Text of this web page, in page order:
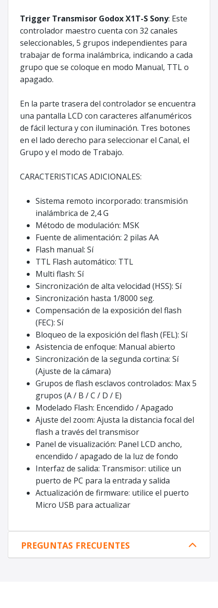
Trigger Transmisor Godox X1T-S Sony: Este
controlador maestro cuenta con 32 canales
seleccionables, 5 grupos independientes para
trabajar de forma inalámbrica, indicando a cada
grupo que se coloque en modo Manual, TTL o
apagado.
En la parte trasera del controlador se encuentra
una pantalla LCD con caracteres alfanuméricos
de fácil lectura y con iluminación. Tres botones
en el lado derecho para seleccionar el Canal, el
Grupo y el modo de Trabajo.
CARACTERISTICAS ADICIONALES:
Sistema remoto incorporado: transmisión
inalámbrica de 2,4 G
Método de modulación: MSK
Fuente de alimentación: 2 pilas AA
Flash manual: Sí
TTL Flash automático: TTL
Multi flash: Sí
Sincronización de alta velocidad (HSS): Sí
Sincronización hasta 1/8000 seg.
Compensación de la exposición del flash
(FEC): Sí
Bloqueo de la exposición del flash (FEL): Sí
Asistencia de enfoque: Manual abierto
Sincronización de la segunda cortina: Sí
(Ajuste de la cámara)
Grupos de flash esclavos controlados: Max 5
grupos (A / B / C / D / E)
Modelado Flash: Encendido / Apagado
Ajuste del zoom: Ajusta la distancia focal del
flash a través del transmisor
Panel de visualización: Panel LCD ancho,
encendido / apagado de la luz de fondo
Interfaz de salida: Transmisor: utilice un
puerto de PC para la entrada y salida
Actualización de firmware: utilice el puerto
Micro USB para actualizar
PREGUNTAS FRECUENTES